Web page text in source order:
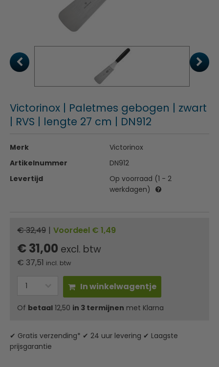
Victorinox | Paletmes gebogen | zwart
| RVS | lengte 27 cm | DN912
Merk
Victorinox
Artikelnummer
DN912
Levertijd
Op voorraad (1 - 2
werkdagen)
€ 32,49 | Voordeel € 1,49
€ 31,00 excl. btw
€ 37,51 incl. btw
In winkelwagentje
Of betaal 12,50 in 3 termijnen met Klarna
✔ Gratis verzending* ✔ 24 uur levering ✔ Laagste
prijsgarantie